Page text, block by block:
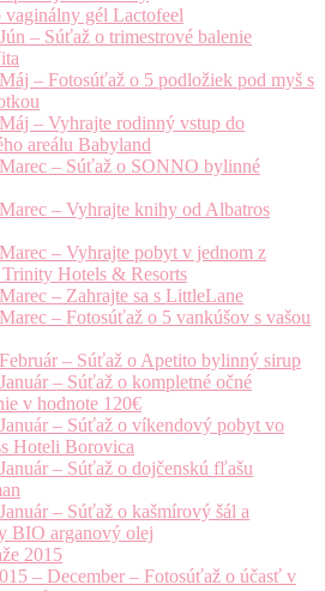
vaginálny gél Lactofeel
– Súťaž o trimestrové balenie
– Fotosúťaž o 5 podložiek pod myš s
– Vyhrajte rodinný vstup do
areálu Babyland
– Súťaž o SONNO bylinné
– Vyhrajte knihy od Albatros
– Vyhrajte pobyt v jednom z
Hotels & Resorts
– Zahrajte sa s LittleLane
– Fotosúťaž o 5 vankúšov s vašou
– Súťaž o Apetito bylinný sirup
– Súťaž o kompletné očné
v hodnote 120€
– Súťaž o víkendový pobyt vo
Hoteli Borovica
– Súťaž o dojčenskú fľašu
– Súťaž o kašmírový šál a
BIO arganový olej
2015
– December – Fotosúťaž o účasť v